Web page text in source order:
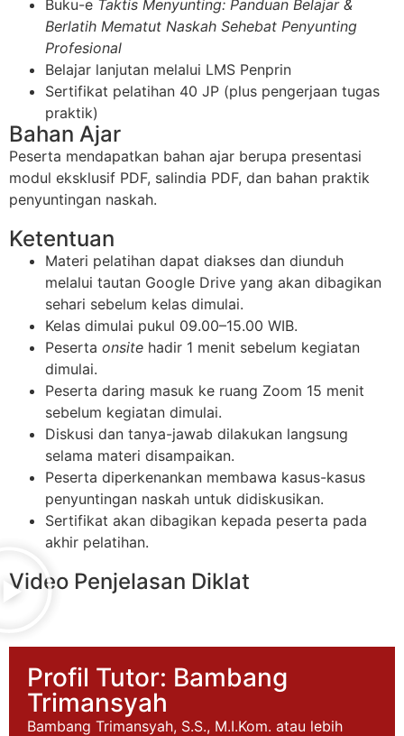
Buku-e Taktis Menyunting: Panduan Belajar &
Berlatih Mematut Naskah Sehebat Penyunting
Profesional
Belajar lanjutan melalui LMS Penprin
Sertifikat pelatihan 40 JP (plus pengerjaan tugas
praktik)
Bahan Ajar
Peserta mendapatkan bahan ajar berupa presentasi
modul eksklusif PDF, salindia PDF, dan bahan praktik
penyuntingan naskah.
Ketentuan
Materi pelatihan dapat diakses dan diunduh
melalui tautan Google Drive yang akan dibagikan
sehari sebelum kelas dimulai.
Kelas dimulai pukul 09.00–15.00 WIB.
Peserta onsite hadir 1 menit sebelum kegiatan
dimulai.
Peserta daring masuk ke ruang Zoom 15 menit
sebelum kegiatan dimulai.
Diskusi dan tanya-jawab dilakukan langsung
selama materi disampaikan.
Peserta diperkenankan membawa kasus-kasus
penyuntingan naskah untuk didiskusikan.
Sertifikat akan dibagikan kepada peserta pada
akhir pelatihan.
Video Penjelasan Diklat
Profil Tutor: Bambang
Trimansyah
Bambang Trimansyah, S.S., M.I.Kom. atau lebih